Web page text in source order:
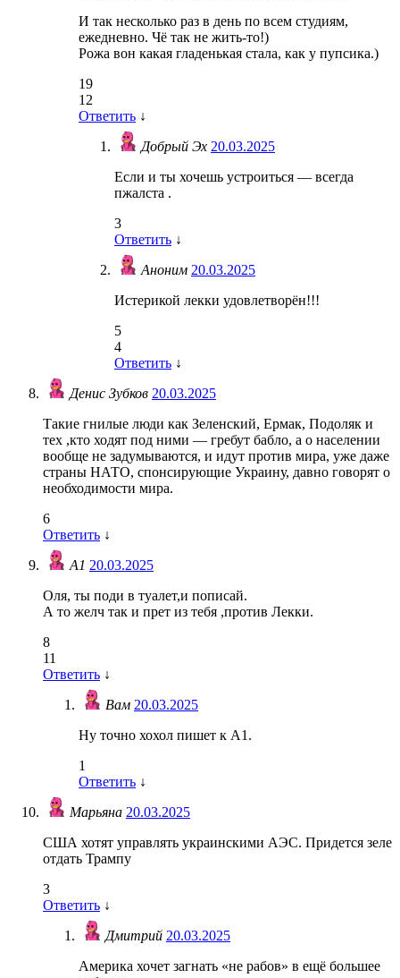
И так несколько раз в день по всем студиям,
ежедневно. Чё так не жить-то!)
Рожа вон какая гладенькая стала, как у пупсика.)
19
12
Ответить ↓
Добрый Эх 20.03.2025
Если и ты хочешь устроиться — всегда
пжалста .
3
Ответить ↓
Аноним 20.03.2025
Истерикой лекки удовлетворён!!!
5
4
Ответить ↓
Денис Зубков 20.03.2025
Такие гнилые люди как Зеленский, Ермак, Подоляк и
тех ,кто ходят под ними — гребут бабло, а о населении
вообще не задумываются, и идут против мира, уже даже
страны НАТО, спонсирующие Украину, давно говорят о
необходимости мира.
6
Ответить ↓
А1 20.03.2025
Оля, ты поди в туалет,и пописай.
А то желч так и прет из тебя ,против Лекки.
8
11
Ответить ↓
Вам 20.03.2025
Ну точно хохол пишет к А1.
1
Ответить ↓
Марьяна 20.03.2025
США хотят управлять украинскими АЭС. Придется зеле
отдать Трампу
3
Ответить ↓
Дмитрий 20.03.2025
Америка хочет загнать «не рабов» в ещё большее